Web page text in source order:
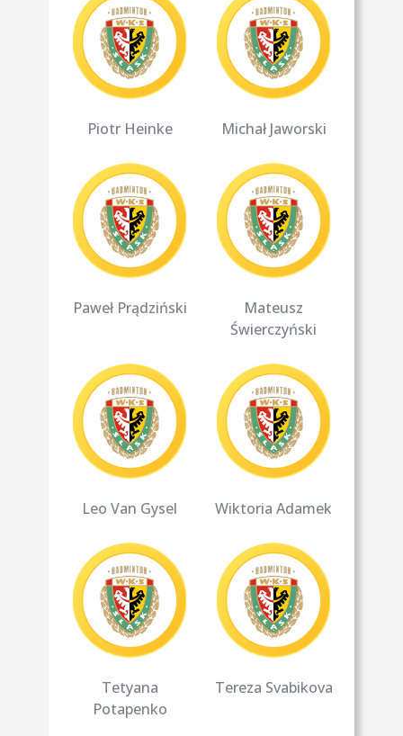
Piotr Heinke Michał Jaworski
Paweł Prądziński
Mateusz
Świerczyński
Leo Van Gysel Wiktoria Adamek
Tetyana
Potapenko
Tereza Svabikova